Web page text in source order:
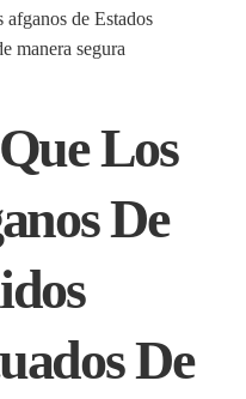
de Estados
manera segura
Los
De
De